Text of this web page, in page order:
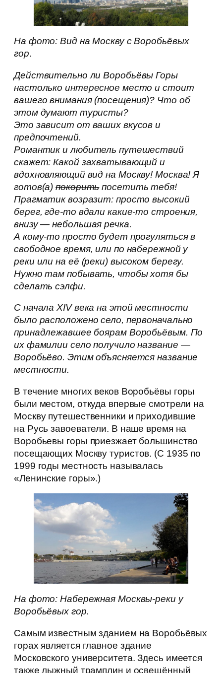
На фото: Вид на Москву с Воробьёвых
гор.
Действительно ли Воробьёвы Горы
настолько интересное место и стоит
вашего внимания (посещения)? Что об
этом думают туристы?
Это зависит от ваших вкусов и
предпочтений.
Романтик и любитель путешествий
скажет: Какой захватывающий и
вдохновляющий вид на Москву! Москва! Я
готов(а)покоритьпосетить тебя!
Прагматик возразит: просто высокий
берег, где-то вдали какие-то строения,
внизу — небольшая речка.
А кому-то просто будет прогуляться в
свободное время, или по набережной у
реки или на её (реки) высоком берегу.
Нужно там побывать, чтобы хотя бы
сделать сэлфи.
С начала XIV века на этой местности
было расположено село, первоначально
принадлежавшее боярам Воробьёвым. По
их фамилии село получило название —
Воробьёво. Этим объясняется название
местности.
В течение многих веков Воробьёвы горы
были местом, откуда впервые смотрели на
Москву путешественники и приходившие
на Русь завоеватели. В наше время на
Воробьевы горы приезжает большинство
посещающих Москву туристов. (С 1935 по
1999 годы местность называлась
«Ленинские горы».)
На фото: Набережная Москвы-реки у
Воробьёвых гор.
Самым известным зданием на Воробьёвых
горах является главное здание
Московского университета. Здесь имеется
также лыжный трамплин и освещённый